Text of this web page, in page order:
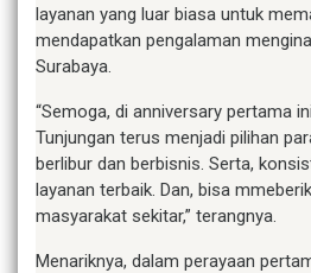
layanan yang luar biasa untuk
mendapatkan pengalaman
Surabaya.
“Semoga, di anniversary pertama
Tunjungan terus menjadi pilihan
berlibur dan berbisnis. Serta,
layanan terbaik. Dan, bisa
masyarakat sekitar,” terangnya.
Menariknya, dalam perayaan